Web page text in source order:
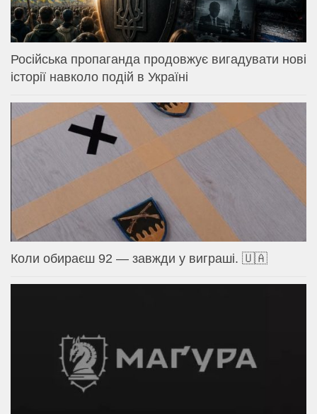
Російська пропаганда продовжує вигадувати нові
історії навколо подій в Україні
Коли обираєш 92 — завжди у виграші. 🇺🇦